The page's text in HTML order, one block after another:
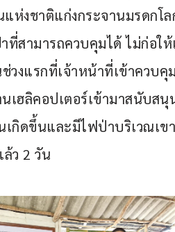
งชาติแก่งกระจานมรดกโ
สามารถควบคุมได้ ไม่ก่อให้
วงแรกที่เจ้าหน้าที่เข้าควบ
นเฮลิคอปเตอร์เข้ามาสนับส
กิดขึ้นและมีไฟป่าบริเวณเข
ว 2 วัน